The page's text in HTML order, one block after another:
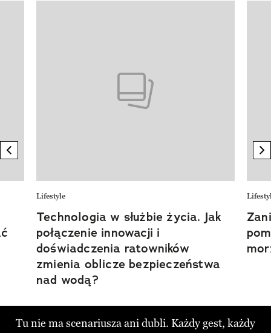
previous element
Lifestyle
Technologia w służbie życia. Jak
połączenie innowacji i
doświadczenia ratowników
zmienia oblicze bezpieczeństwa
nad wodą?
Tu nie ma scenariusza ani dubli. Każdy gest, każdy